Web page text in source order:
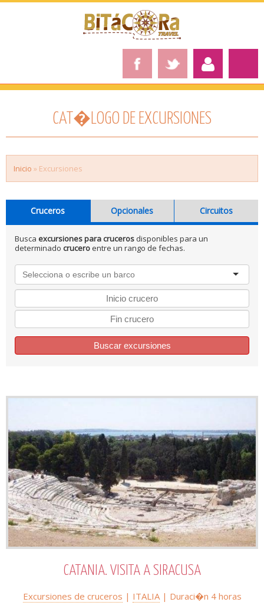
CAT�LOGO DE EXCURSIONES
Inicio » Excursiones
Cruceros Opcionales Circuitos
Busca excursiones para cruceros disponibles para un
determinado crucero entre un rango de fechas.
CATANIA. VISITA A SIRACUSA
Excursiones de cruceros | ITALIA| Duraci�n 4 horas